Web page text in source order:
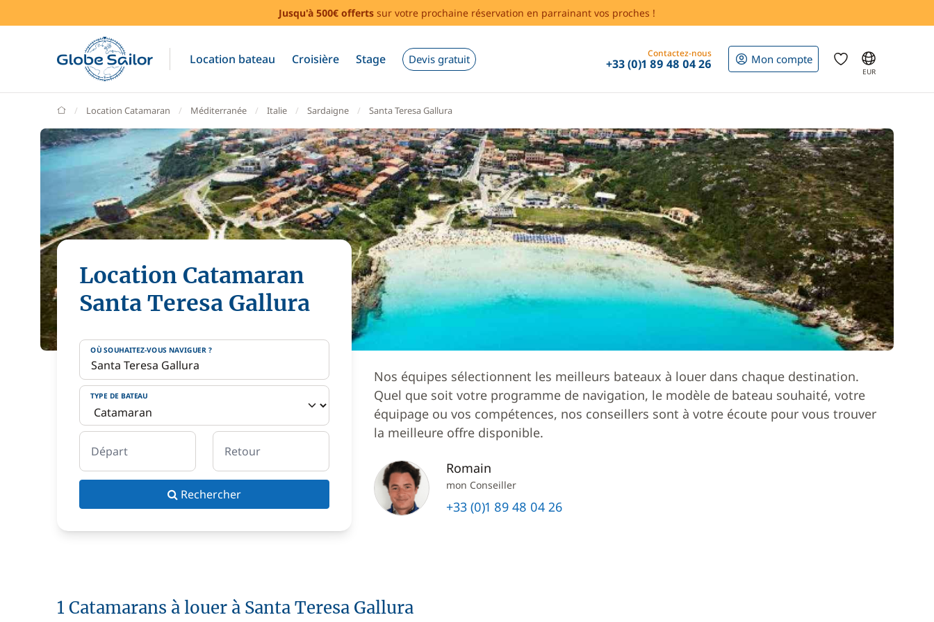
Jusqu'à 500€ offerts sur votre prochaine réservation en parrainant vos proches !
Location bateau Croisière Stage Devis gratuit Contactez-nous
+33 (0)1 89 48 04 26 Mon compte
EUR
GlobeSailor
Location Catamaran Méditerranée Italie Sardaigne Santa Teresa Gallura
Location Catamaran
Santa Teresa Gallura
OÙ SOUHAITEZ-VOUS NAVIGUER ?
TYPE DE BATEAU
Départ Retour
Rechercher
Nos équipes sélectionnent les meilleurs bateaux à louer dans chaque destination.
Quel que soit votre programme de navigation, le modèle de bateau souhaité, votre
équipage ou vos compétences, nos conseillers sont à votre écoute pour vous trouver
la meilleure offre disponible.
Romain
mon Conseiller
+33 (0)1 89 48 04 26
1 Catamarans à louer à Santa Teresa Gallura